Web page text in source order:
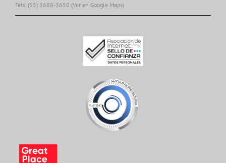
Tels. (55) 3688-3650 (Ver en Google Maps)